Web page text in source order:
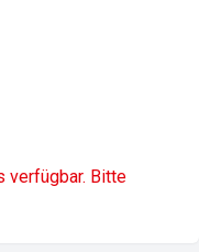
verfügbar. Bitte